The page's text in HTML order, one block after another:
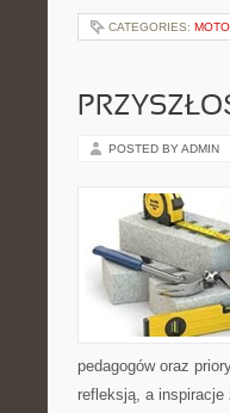
CATEGORIES:
POSTED BY ADMIN
pedagogów oraz
refleksją, a